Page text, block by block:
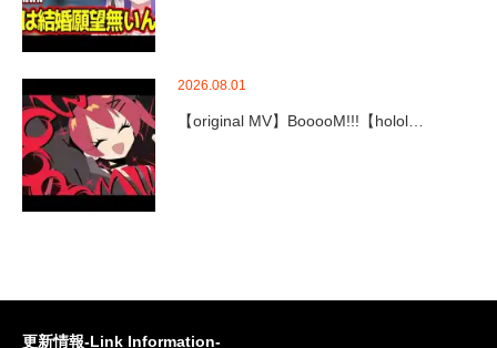
2026.08.01
【original MV】BooooM!!!【holol…
更新情報-Link Information-